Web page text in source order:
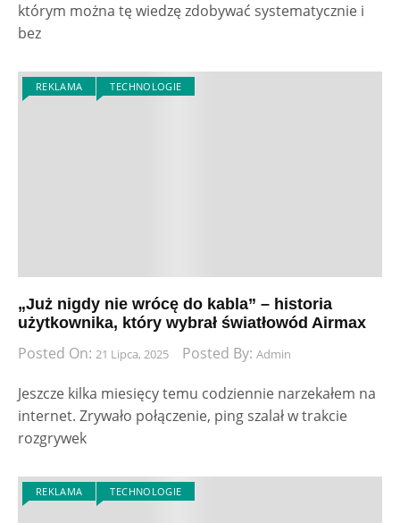
którym można tę wiedzę zdobywać systematycznie i
bez
REKLAMA TECHNOLOGIE
„Już nigdy nie wrócę do kabla” – historia
użytkownika, który wybrał światłowód Airmax
Posted On: 21 Lipca, 2025 Posted By: Admin
Jeszcze kilka miesięcy temu codziennie narzekałem na
internet. Zrywało połączenie, ping szalał w trakcie
rozgrywek
REKLAMA TECHNOLOGIE